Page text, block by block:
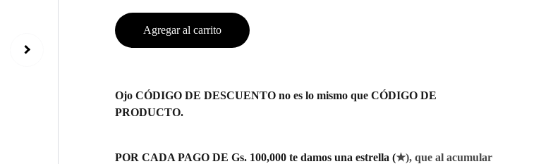
Agregar al carrito
Ojo CÓDIGO DE DESCUENTO no es lo mismo que CÓDIGO DE
PRODUCTO.
POR CADA PAGO DE Gs. 100,000 te damos una estrella (★), que al acumular